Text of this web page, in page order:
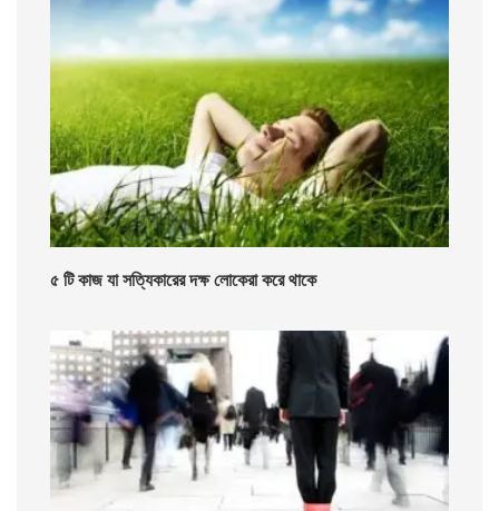
৫ টি কাজ যা সত্যিকারের দক্ষ লোকেরা করে থাকে